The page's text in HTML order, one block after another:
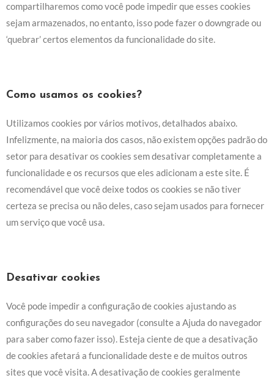
compartilharemos como você pode impedir que esses cookies
sejam armazenados, no entanto, isso pode fazer o downgrade ou
‘quebrar’ certos elementos da funcionalidade do site.
Como usamos os cookies?
Utilizamos cookies por vários motivos, detalhados abaixo.
Infelizmente, na maioria dos casos, não existem opções padrão do
setor para desativar os cookies sem desativar completamente a
funcionalidade e os recursos que eles adicionam a este site. É
recomendável que você deixe todos os cookies se não tiver
certeza se precisa ou não deles, caso sejam usados para fornecer
um serviço que você usa.
Desativar cookies
Você pode impedir a configuração de cookies ajustando as
configurações do seu navegador (consulte a Ajuda do navegador
para saber como fazer isso). Esteja ciente de que a desativação
de cookies afetará a funcionalidade deste e de muitos outros
sites que você visita. A desativação de cookies geralmente